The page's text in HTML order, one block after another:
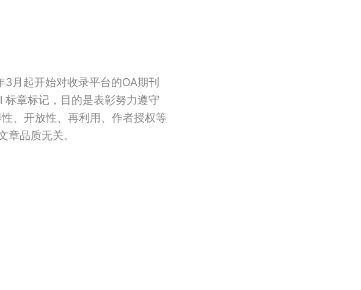
起开始对收录平台的OA期刊
章标记，目的是表彰努力遵守
、开放性、再利用、作者授权等
品质无关。